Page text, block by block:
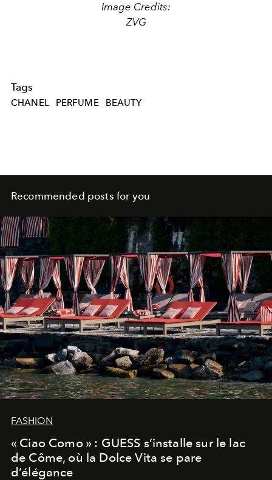
Image Credits:
ZVG
Tags
CHANEL PERFUME BEAUTY
Recommended posts for you
FASHION
« Ciao Como » : GUESS s’installe sur le lac
de Côme, où la Dolce Vita se pare
d’élégance